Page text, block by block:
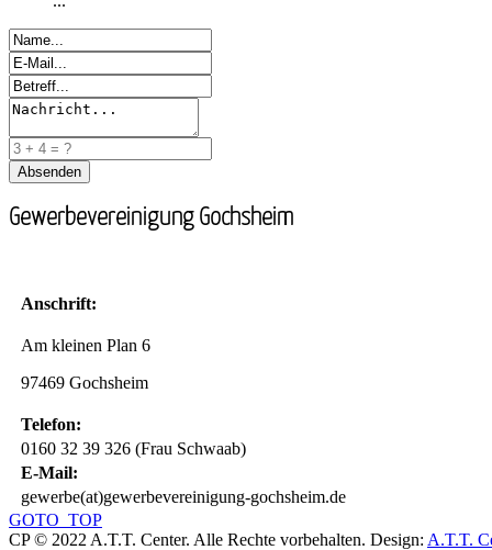
Gewerbevereinigung Gochsheim
Anschrift:
Am kleinen Plan 6
97469 Gochsheim
Telefon:
0160 32 39 326 (Frau Schwaab)
E-Mail:
gewerbe(at)gewerbevereinigung-gochsheim.de
GOTO_TOP
CP © 2022 A.T.T. Center. Alle Rechte vorbehalten. Design: A.T.T.